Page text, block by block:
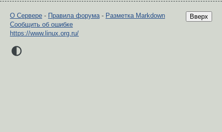
Вверх
О Сервере - Правила форума- Разметка Markdown
Сообщить об ошибке
https://www.linux.org.ru/